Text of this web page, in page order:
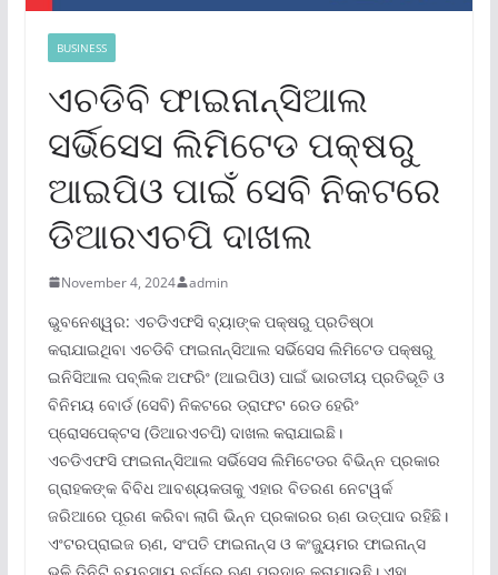
BUSINESS
ଏଚଡିବି ଫାଇନାନ୍ସିଆଲ
ସର୍ଭିସେସ ଲିମିଟେଡ ପକ୍ଷରୁ
ଆଇପିଓ ପାଇଁ ସେବି ନିକଟରେ
ଡିଆରଏଚପି ଦାଖଲ
November 4, 2024 admin
ଭୁବନେଶ୍ୱର: ଏଚଡିଏଫସି ବ୍ୟାଙ୍କ ପକ୍ଷରୁ ପ୍ରତିଷ୍ଠା
କରାଯାଇଥିବା ଏଚଡିବି ଫାଇନାନ୍ସିଆଲ ସର୍ଭିସେସ ଲିମିଟେଡ ପକ୍ଷରୁ
ଇନିସିଆଲ ପବ୍ଲିକ ଅଫରିଂ (ଆଇପିଓ) ପାଇଁ ଭାରତୀୟ ପ୍ରତିଭୂତି ଓ
ବିନିମୟ ବୋର୍ଡ (ସେବି) ନିକଟରେ ଡ୍ରାଫଟ ରେଡ ହେରିଂ
ପ୍ରୋସପେକ୍ଟସ (ଡିଆରଏଚପି) ଦାଖଲ କରାଯାଇଛି।
ଏଚଡିଏଫସି ଫାଇନାନ୍ସିଆଲ ସର୍ଭିସେସ ଲିମିଟେଡର ବିଭିନ୍ନ ପ୍ରକାର
ଗ୍ରାହକଙ୍କ ବିବିଧ ଆବଶ୍ୟକତାକୁ ଏହାର ବିତରଣ ନେଟୱର୍କ
ଜରିଆରେ ପୂରଣ କରିବା ଲାଗି ଭିନ୍ନ ପ୍ରକାରର ଋଣ ଉତ୍ପାଦ ରହିଛି।
ଏଂଟରପ୍ରାଇଜ ଋଣ, ସଂପତି ଫାଇନାନ୍ସ ଓ କଂଜ୍ୟୁମର ଫାଇନାନ୍ସ
ଭଳି ତିନିଟି ବ୍ୟବସାୟ ବର୍ଗରେ ଋଣ ପ୍ରଦାନ କରାଯାଉଛି। ଏହା